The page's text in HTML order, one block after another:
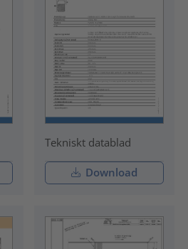
Tekniskt datablad
Download